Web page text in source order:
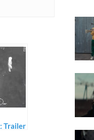
Trailer